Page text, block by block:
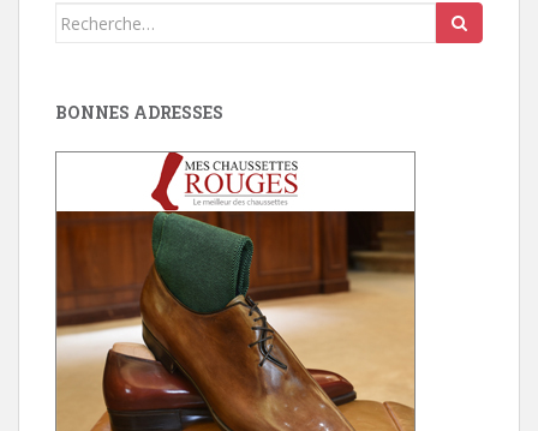
Search
BONNES ADRESSES